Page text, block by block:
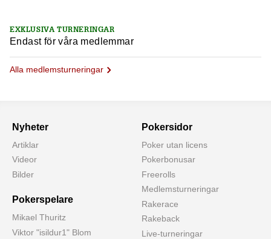
EXKLUSIVA TURNERINGAR
Endast för våra medlemmar
Alla medlemsturneringar
Nyheter
Artiklar
Videor
Bilder
Pokerspelare
Mikael Thuritz
Viktor "isildur1" Blom
Pokersidor
Poker utan licens
Pokerbonusar
Freerolls
Medlemsturneringar
Rakerace
Rakeback
Live-turneringar